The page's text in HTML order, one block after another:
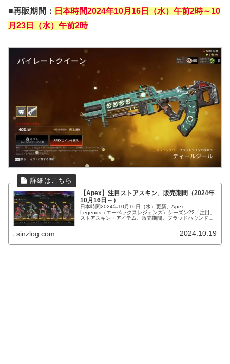
■再販期間： 日本時間2024年10月16日（水）午前2時～10
月23日（水）午前2時
【Apex】注目ストアスキン、販売期間（2024年
10月16日～）
日本時間2024年10月16日（水）更新。Apex
Legends（エーペックスレジェンズ）シーズン22「注目」
ストアスキン・アイテム、販売期間。ブラッドハウンドエ
sinzlog.com 2024.10.19